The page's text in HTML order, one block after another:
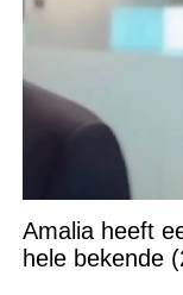
Amalia heeft
hele bekende